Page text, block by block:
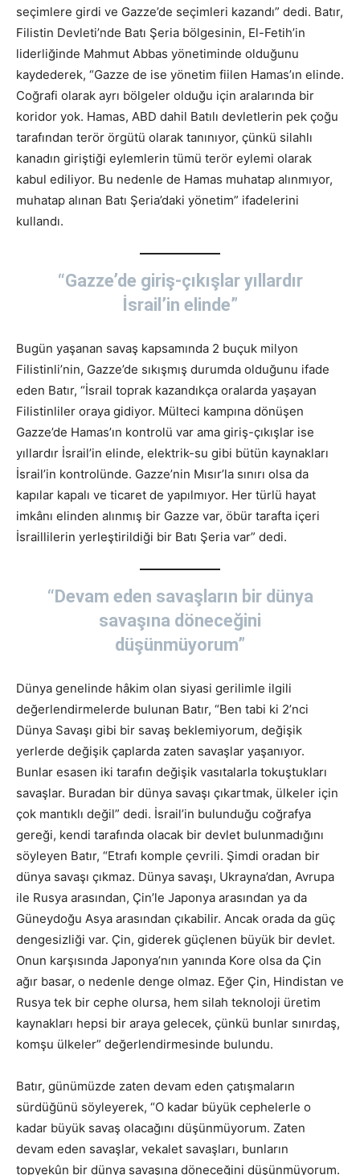
seçimlere girdi ve Gazze’de seçimleri kazandı” dedi. Batır,
Filistin Devleti’nde Batı Şeria bölgesinin, El-Fetih’in
liderliğinde Mahmut Abbas yönetiminde olduğunu
kaydederek, “Gazze de ise yönetim fiilen Hamas’ın elinde.
Coğrafi olarak ayrı bölgeler olduğu için aralarında bir
koridor yok. Hamas, ABD dahil Batılı devletlerin pek çoğu
tarafından terör örgütü olarak tanınıyor, çünkü silahlı
kanadın giriştiği eylemlerin tümü terör eylemi olarak
kabul ediliyor. Bu nedenle de Hamas muhatap alınmıyor,
muhatap alınan Batı Şeria’daki yönetim” ifadelerini
kullandı.
“Gazze’de giriş-çıkışlar yıllardır
İsrail’in elinde”
Bugün yaşanan savaş kapsamında 2 buçuk milyon
Filistinli’nin, Gazze’de sıkışmış durumda olduğunu ifade
eden Batır, “İsrail toprak kazandıkça oralarda yaşayan
Filistinliler oraya gidiyor. Mülteci kampına dönüşen
Gazze’de Hamas’ın kontrolü var ama giriş-çıkışlar ise
yıllardır İsrail’in elinde, elektrik-su gibi bütün kaynakları
İsrail’in kontrolünde. Gazze’nin Mısır’la sınırı olsa da
kapılar kapalı ve ticaret de yapılmıyor. Her türlü hayat
imkânı elinden alınmış bir Gazze var, öbür tarafta içeri
İsraillilerin yerleştirildiği bir Batı Şeria var” dedi.
“Devam eden savaşların bir dünya
savaşına döneceğini
düşünmüyorum”
Dünya genelinde hâkim olan siyasi gerilimle ilgili
değerlendirmelerde bulunan Batır, “Ben tabi ki 2’nci
Dünya Savaşı gibi bir savaş beklemiyorum, değişik
yerlerde değişik çaplarda zaten savaşlar yaşanıyor.
Bunlar esasen iki tarafın değişik vasıtalarla tokuştukları
savaşlar. Buradan bir dünya savaşı çıkartmak, ülkeler için
çok mantıklı değil” dedi. İsrail’in bulunduğu coğrafya
gereği, kendi tarafında olacak bir devlet bulunmadığını
söyleyen Batır, “Etrafı komple çevrili. Şimdi oradan bir
dünya savaşı çıkmaz. Dünya savaşı, Ukrayna’dan, Avrupa
ile Rusya arasından, Çin’le Japonya arasından ya da
Güneydoğu Asya arasından çıkabilir. Ancak orada da güç
dengesizliği var. Çin, giderek güçlenen büyük bir devlet.
Onun karşısında Japonya’nın yanında Kore olsa da Çin
ağır basar, o nedenle denge olmaz. Eğer Çin, Hindistan ve
Rusya tek bir cephe olursa, hem silah teknoloji üretim
kaynakları hepsi bir araya gelecek, çünkü bunlar sınırdaş,
komşu ülkeler” değerlendirmesinde bulundu.
Batır, günümüzde zaten devam eden çatışmaların
sürdüğünü söyleyerek, “O kadar büyük cephelerle o
kadar büyük savaş olacağını düşünmüyorum. Zaten
devam eden savaşlar, vekalet savaşları, bunların
topyekûn bir dünya savaşına döneceğini düşünmüyorum.